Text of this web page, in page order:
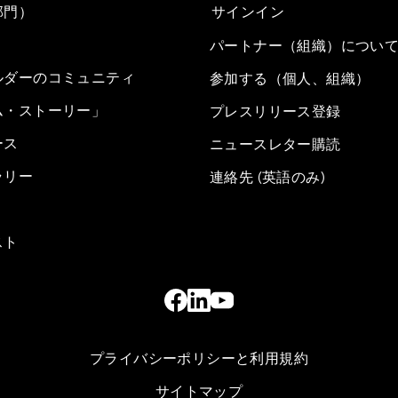
）
ーのコミュニティ
ストーリー」
リー
サインイン
パートナー（組織）につい
参加する（個人、組織）
プレスリリース登録
ニュースレター購読
連絡先 (英語のみ)
プライバシーポリシーと利用規約
サイトマップ